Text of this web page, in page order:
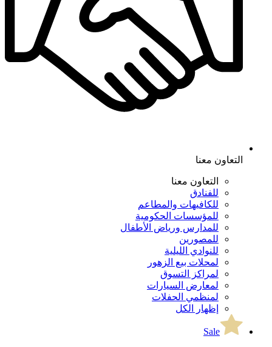
التعاون معنا
التعاون معنا
للفنادق
للكافيهات والمطاعم
للمؤسسات الحكومية
للمدارس ورياض الأطفال
للمصورين
للنوادي الليلية
لمحلات بيع الزهور
لمراكز التسوق
لمعارض السيارات
لمنظمي الحفلات
إظهار الكل
Sale